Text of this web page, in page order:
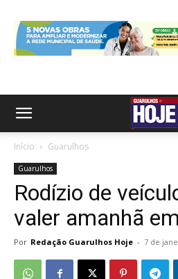
Início Guarulhos
Guarulhos
Rodízio de
valer amanhã
Por Redação Guarulhos Hoje - 7 de